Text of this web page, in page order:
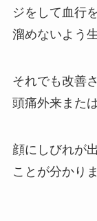
ジをして血行
溜めないよう
それでも改善
頭痛外来また
顔にしびれが
ことが分かり